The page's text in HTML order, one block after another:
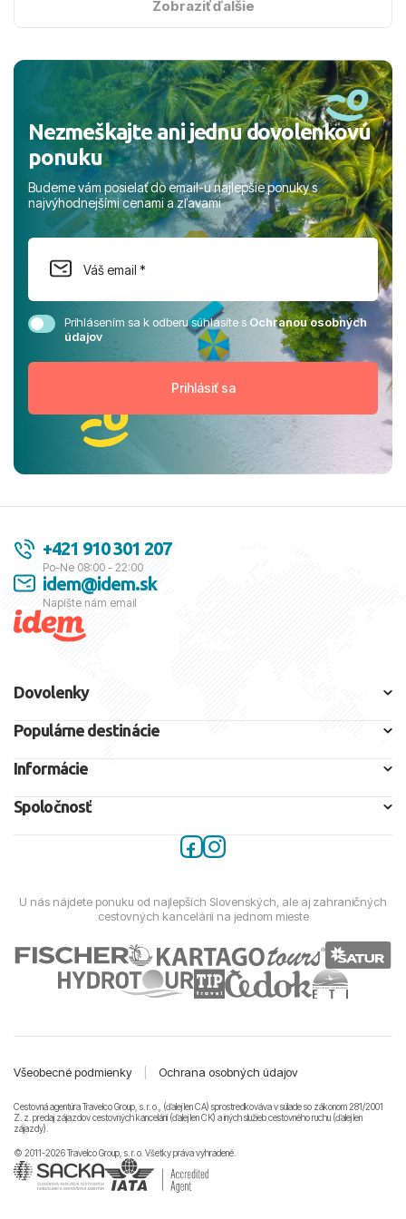
s hviezdičkou. ​Už teraz sa tešíme, kam s nami vyrazíte
Zobraziť ďalšie
Nezmeškajte ani jednu dovolenkovú
ponuku
Budeme vám posielať do email-u najlepšie ponuky s
najvýhodnejšími cenami a zľavami
Prihlásením sa k odberu súhlasíte sOchranou osobných
údajov
+421 910 301 207
Po-Ne 08:00 - 22:00
idem@idem.sk
Napíšte nám email
Dovolenky
Populárne destinácie
Informácie
Spoločnosť
U nás nájdete ponuku od najlepších Slovenských, ale aj zahraničných
cestovných kancelárií na jednom mieste
Všeobecné podmienky Ochrana osobných údajov
Cestovná agentúra Travelco Group, s. r. o., (ďalej len CA) sprostredkováva v súlade so zákonom 281/2001
Z. z. predaj zájazdov cestovných kancelárii (ďalej len CK) a iných služieb cestovného ruchu (ďalej len
zájazdy).
© 2011-2026 Travelco Group, s. r. o. Všetky práva vyhradené.